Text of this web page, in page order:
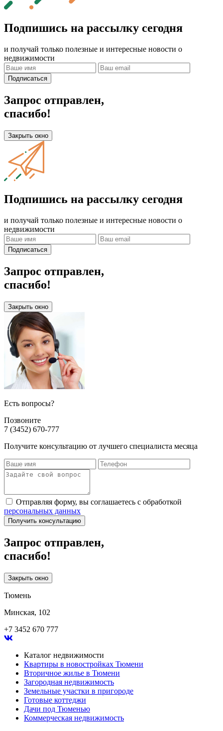
Подпишись на рассылку сегодня
и получай только полезные и интересные новости о
недвижимости
Подписаться
Запрос отправлен,
спасибо!
Закрыть окно
Подпишись на рассылку сегодня
и получай только полезные и интересные новости о
недвижимости
Подписаться
Запрос отправлен,
спасибо!
Закрыть окно
Есть вопросы?
Позвоните
7 (3452) 670-777
Получите консультацию от лучшего специалиста месяца
Отправляя форму, вы соглашаетесь с обработкой
персональных данных
Получить консультацию
Запрос отправлен,
спасибо!
Закрыть окно
Тюмень
Минская, 102
+7 3452 670 777
Каталог недвижимости
Квартиры в новостройках Тюмени
Вторичное жилье в Тюмени
Загородная недвижимость
Земельные участки в пригороде
Готовые коттеджи
Дачи под Тюменью
Коммерческая недвижимость